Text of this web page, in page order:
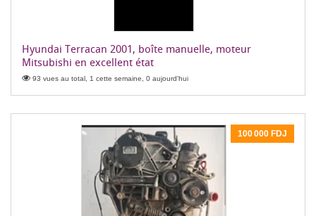
Hyundai Terracan 2001, boîte manuelle, moteur
Mitsubishi en excellent état
93 vues au total, 1 cette semaine, 0 aujourd'hui
100 000 FDJ